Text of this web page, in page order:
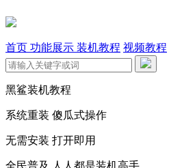
首页 功能展示 装机教程 视频教程
黑鲨装机教程
系统重装 傻瓜式操作
无需安装 打开即用
全民普及 人人都是装机高手